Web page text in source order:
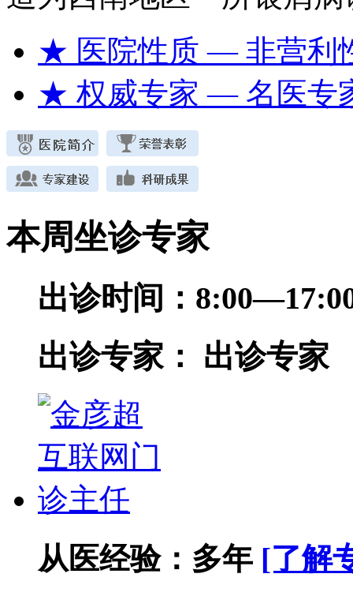
★ 医院性质— 非营利
★ 权威专家— 名医专
本周坐诊专家
出诊时间：
出诊专家：
出诊专家
从医经验： 多年 [了解